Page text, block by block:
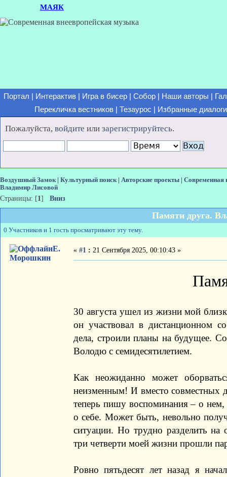
МАЯК
Портал Интерактив| Игра в бисер| Собор| Наши авторы
Перекличка вестников
Тезаурос Избранные диалоги
Пожалуйста, войдите или зарегистрируйтесь.
Воздушный Замок| Культурный поиск| Авторские проекты
Современная
Владимир Лисовой
Страницы: [1] Вниз
Памяти друга.
0 Участников и 1 гость просматривают эту тему.
Е.
Морошкин
« #1 : 21 Сентября 2025, 00:10:43 »
30 августа ушел из жизни мой
он участвовал в дистанционном
дела, строили планы на будущее.
Володю с семидесятилетием.
Как неожиданно может
неизменным! И вместо совместных
теперь пишу воспоминания – о
о себе. Может быть, невольно
ситуации. Но трудно разделить
три четверти моей жизни прошли
Ровно пятьдесят лет назад я